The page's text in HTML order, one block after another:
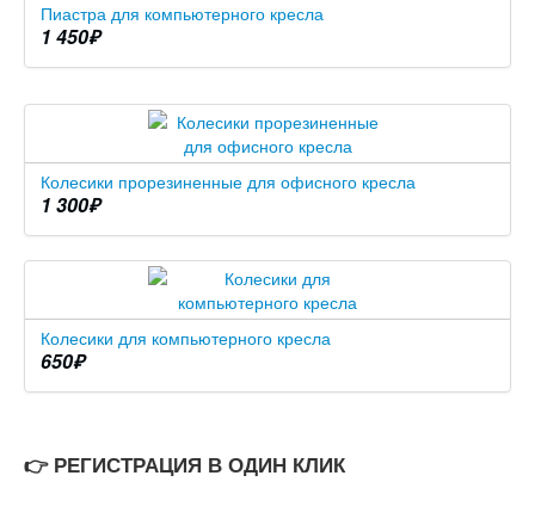
Пиастра для компьютерного кресла
1 450₽
Колесики прорезиненные для офисного кресла
1 300₽
Колесики для компьютерного кресла
650₽
👉 РЕГИСТРАЦИЯ В ОДИН КЛИК